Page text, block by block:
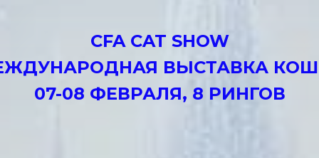
CFA CAT SHOW
ВЫСТАВКА
07-08 ФЕВРАЛЯ, 8 РИНГОВ